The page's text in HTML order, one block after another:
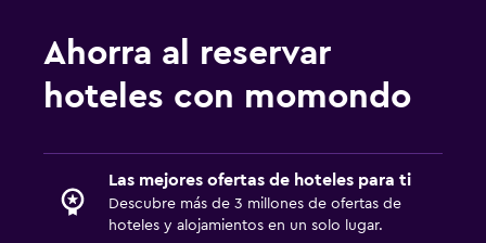
Ahorra al reservar
hoteles con momondo
Las mejores ofertas de hoteles para ti
Descubre más de 3 millones de ofertas de
hoteles y alojamientos en un solo lugar.